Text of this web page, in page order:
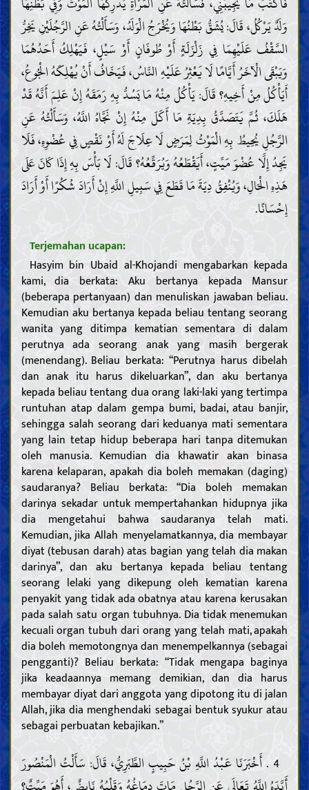
وَلَدٌ يَرْكُلُ، قَالَ: يُشَقُّ بَطْنُهَا وَيُخْرَجُ الْوَلَدُ، وَسَأَلْتُهُ عَنِ الرَّجُلَيْنِ يَخِرُّ
السَّقْفُ عَلَيْهِمَا فِي زَلْزَلَةٍ أَوْ طُوفَانٍ أَوْ سَيْلٍ، فَيَهْلِكُ أَحَدُهُمَا
وَيَبْقَى الْآخَرُ أَيَّامًا لَا يَعْثِرُ عَلَيْهِ النَّاسُ، فَيَخَافُ أَنْ يُهْلِكَهُ الْجُوعُ،
أَيَأْكُلُ مِنْ أَخِيهِ؟ قَالَ: يَأْكُلُ مِنْهُ مَا يَسُدُّ بِهِ رَمَقَهُ إِنْ عَلِمَ أَنَّهُ قَدْ
هَلَكَ، ثُمَّ يَتَصَدَّقُ بِدِيَةِ مَا أَكَلَ مِنْهُ إِنْ نَجَّاهُ اللَّهُ، وَسَأَلْتُهُ عَنِ
الرَّجُلِ يُحِيطُ بِهِ الْمَوْتُ لِمَرَضٍ لَا عِلَاجَ لَهُ أَوْ نَقْصٍ فِي عُضْوِهِ، فَلَا
يَجِدُ إِلَّا عُضْوَ مَيِّتٍ، أَيَقْطَعُهُ وَيُرَقِّعُهُ؟ قَالَ: لَا بَأْسَ بِهِ إِذَا كَانَ عَلَى
هَذِهِ الْحَالِ، وَيُنْفِقُ دِيَةَ مَا قَطَعَ فِي سَبِيلِ اللَّهِ إِنْ أَرَادَ شُكْرًا أَوْ أَرَادَ
إِحْسَانًا.
Terjemahan ucapan:
Hasyim bin Ubaid al-Khojandi mengabarkan kepada
kami, dia berkata: Aku bertanya kepada Mansur
(beberapa pertanyaan) dan menuliskan jawaban beliau.
Kemudian aku bertanya kepada beliau tentang seorang
wanita yang ditimpa kematian sementara di dalam
perutnya ada seorang anak yang masih bergerak
(menendang). Beliau berkata: “Perutnya harus dibelah
dan anak itu harus dikeluarkan”, dan aku bertanya
kepada beliau tentang dua orang laki-laki yang tertimpa
runtuhan atap dalam gempa bumi, badai, atau banjir,
sehingga salah seorang dari keduanya mati sementara
yang lain tetap hidup beberapa hari tanpa ditemukan
oleh manusia. Kemudian dia khawatir akan binasa
karena kelaparan, apakah dia boleh memakan (daging)
saudaranya? Beliau berkata: “Dia boleh memakan
darinya sekadar untuk mempertahankan hidupnya jika
dia mengetahui bahwa saudaranya telah mati.
Kemudian, jika Allah menyelamatkannya, dia membayar
diyat (tebusan darah) atas bagian yang telah dia makan
darinya”, dan aku bertanya kepada beliau tentang
seorang lelaki yang dikepung oleh kematian karena
penyakit yang tidak ada obatnya atau karena kerusakan
pada salah satu organ tubuhnya. Dia tidak menemukan
kecuali organ tubuh dari orang yang telah mati, apakah
dia boleh memotongnya dan menempelkannya (sebagai
pengganti)? Beliau berkata: “Tidak mengapa baginya
jika keadaannya memang demikian, dan dia harus
membayar diyat dari anggota yang dipotong itu di jalan
Allah, jika dia menghendaki sebagai bentuk syukur atau
sebagai perbuatan kebajikan.”
4 . أَخْبَرَنَا عَبْدُ اللَّهِ بْنُ حَبِيبٍ الطَّبَرِيُّ، قَالَ: سَأَلْتُ الْمَنْصُورَ